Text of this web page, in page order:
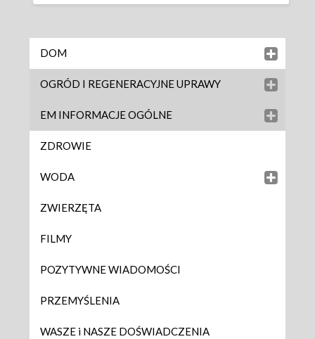
DOM
OGRÓD I REGENERACYJNE UPRAWY
EM INFORMACJE OGÓLNE
ZDROWIE
WODA
ZWIERZĘTA
FILMY
POZYTYWNE WIADOMOŚCI
PRZEMYŚLENIA
WASZE i NASZE DOŚWIADCZENIA